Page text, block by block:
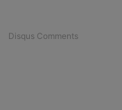
Disqus Comments